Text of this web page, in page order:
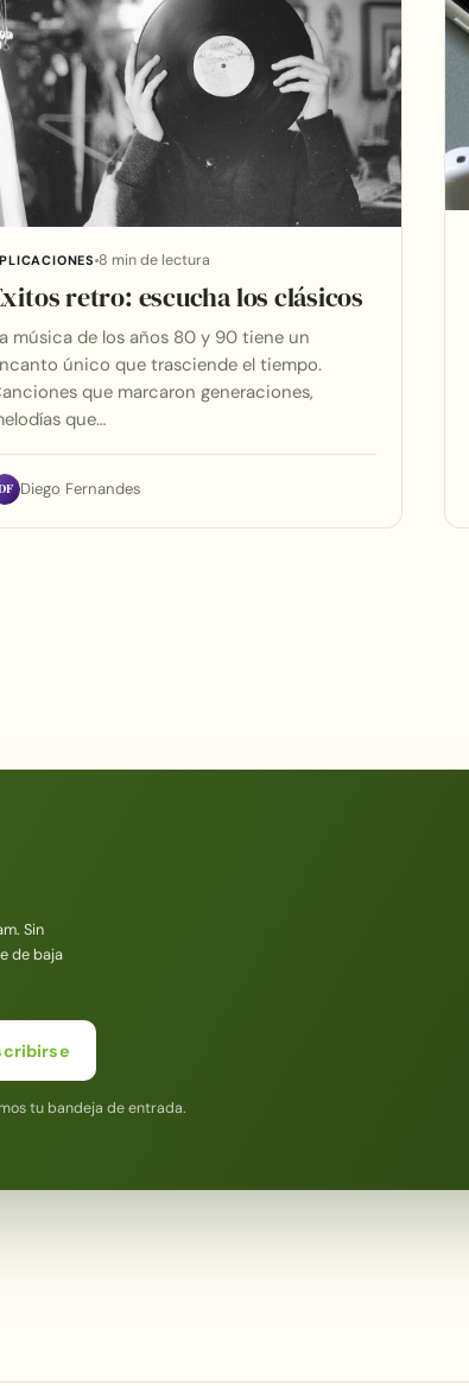
8 min de lectura
retro: escucha los clásicos
música de los años 80 y 90 tiene un
único que trasciende el tiempo.
que marcaron generaciones,
que…
Diego Fernandes
Sin
de baja
tu bandeja de entrada.